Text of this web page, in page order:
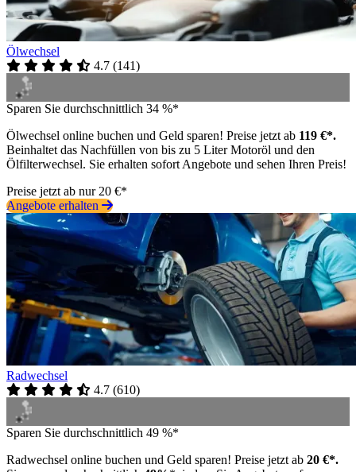
Ölwechsel
4.7 (141)
Sparen Sie durchschnittlich 34 %*
Ölwechsel online buchen und Geld sparen! Preise jetzt ab 119 €*.
Beinhaltet das Nachfüllen von bis zu 5 Liter Motoröl und den
Ölfilterwechsel. Sie erhalten sofort Angebote und sehen Ihren Preis!
Preise jetzt ab nur 20 €*
Angebote erhalten
Radwechsel
4.7 (610)
Sparen Sie durchschnittlich 49 %*
Radwechsel online buchen und Geld sparen! Preise jetzt ab 20 €*.